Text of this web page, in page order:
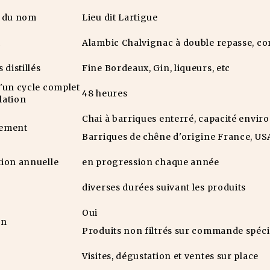
nom Lieu dit Lartigue
Alambic Chalvignac à double repasse,
distillés
Fine Bordeaux, Gin, liqueurs, etc
cycle complet
48 heures
Chai à barriques enterré, capacité
Barriques de chêne d'origine France,
annuelle en progression chaque année
diverses durées suivant les produits
Oui
Produits non filtrés sur commande
Visites, dégustation et ventes sur place